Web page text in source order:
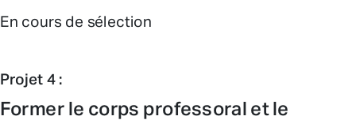
En cours de sélection
Projet 4 :
Former le corps professoral et le